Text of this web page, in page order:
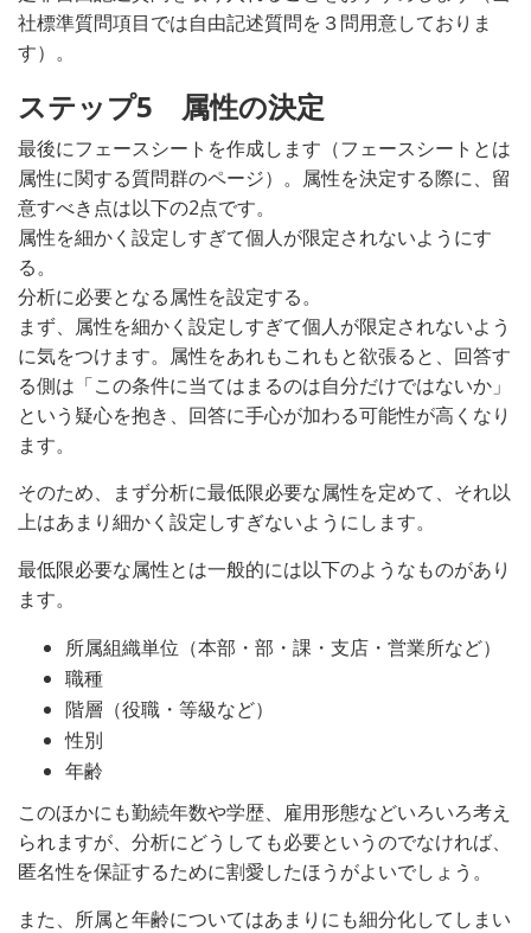
社標準質問項目では自由記述質問を３問用意しておりま
す）。
ステップ5 属性の決定
最後にフェースシートを作成します（フェースシートとは
属性に関する質問群のページ）。属性を決定する際に、留
意すべき点は以下の2点です。
属性を細かく設定しすぎて個人が限定されないようにす
る。
分析に必要となる属性を設定する。
まず、属性を細かく設定しすぎて個人が限定されないよう
に気をつけます。属性をあれもこれもと欲張ると、回答す
る側は「この条件に当てはまるのは自分だけではないか」
という疑心を抱き、回答に手心が加わる可能性が高くなり
ます。
そのため、まず分析に最低限必要な属性を定めて、それ以
上はあまり細かく設定しすぎないようにします。
最低限必要な属性とは一般的には以下のようなものがあり
ます。
所属組織単位（本部・部・課・支店・営業所など）
職種
階層（役職・等級など）
性別
年齢
このほかにも勤続年数や学歴、雇用形態などいろいろ考え
られますが、分析にどうしても必要というのでなければ、
匿名性を保証するために割愛したほうがよいでしょう。
また、所属と年齢についてはあまりにも細分化してしまい